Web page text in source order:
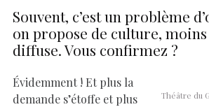
Souvent, c’est un problème
on propose de culture, moins
diffuse. Vous confirmez ?
Théâtre du
Évidemment ! Et plus la
demande s’étoffe et plus